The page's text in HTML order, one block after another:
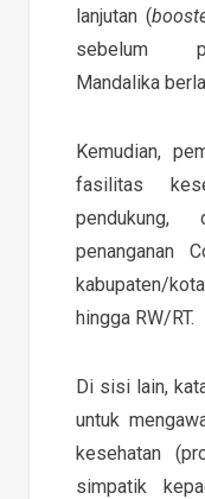
lanjutan (
sebelum
Mandalika
Kemudian,
fasilitas
pendukung,
penanganan
kabupaten/
hingga RW/RT.
Di sisi lain,
untuk
kesehatan
simpatik